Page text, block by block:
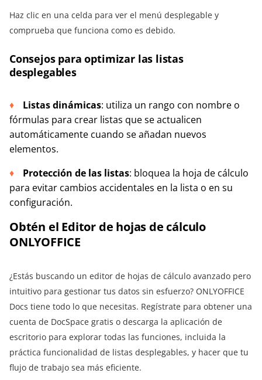
Haz clic en una celda para ver el menú desplegable y
comprueba que funciona como es debido.
Consejos para optimizar las listas
desplegables
Listas dinámicas: utiliza un rango con nombre o
fórmulas para crear listas que se actualicen
automáticamente cuando se añadan nuevos
elementos.
Protección de las listas: bloquea la hoja de cálculo
para evitar cambios accidentales en la lista o en su
configuración.
Obtén el Editor de hojas de cálculo
ONLYOFFICE
¿Estás buscando un editor de hojas de cálculo avanzado pero
intuitivo para gestionar tus datos sin esfuerzo? ONLYOFFICE
Docs tiene todo lo que necesitas. Regístrate para obtener una
cuenta de DocSpace gratis o descarga la aplicación de
escritorio para explorar todas las funciones, incluida la
práctica funcionalidad de listas desplegables, y hacer que tu
flujo de trabajo sea más eficiente.